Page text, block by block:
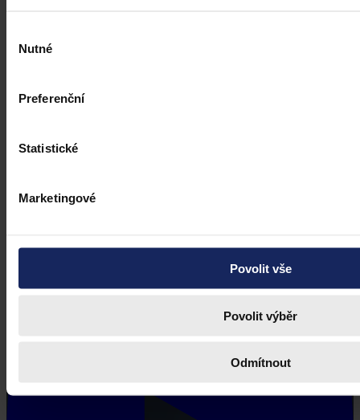
souhlasu
Nutné
Preferenční
Statistické
Marketingové
Povolit vše
Povolit výběr
Odmítnout